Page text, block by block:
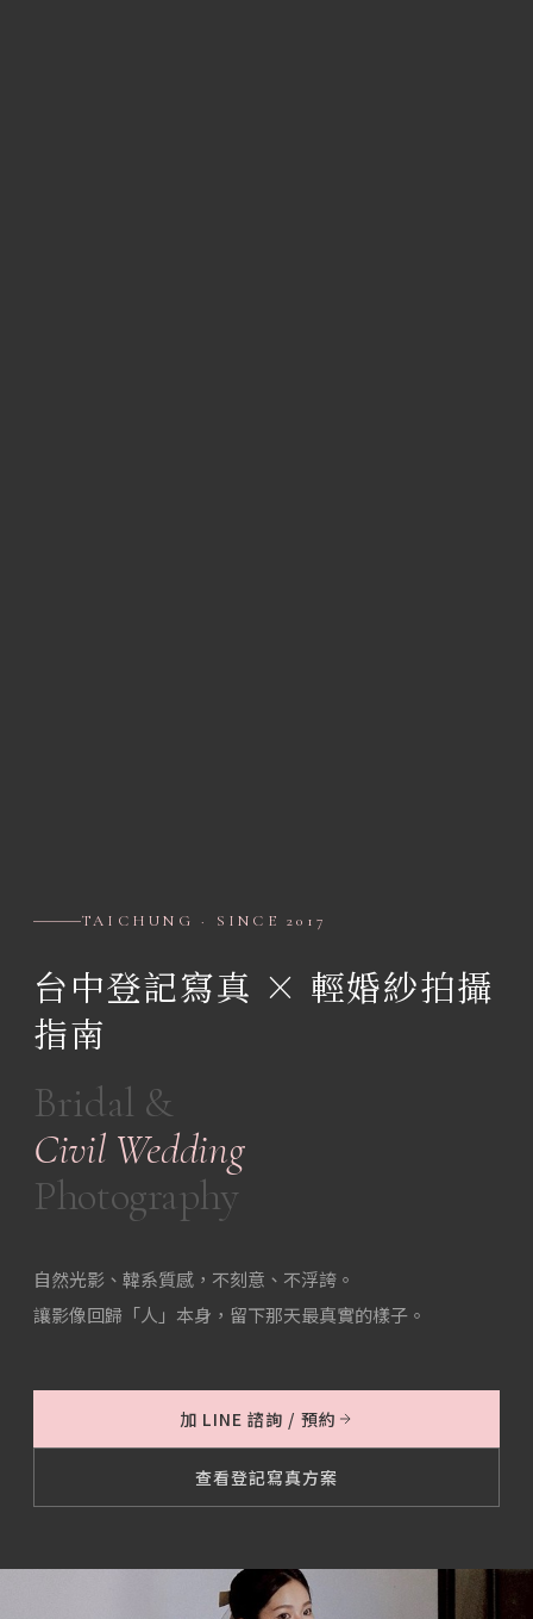
TAICHUNG · SINCE 2017
台中登記寫真 × 輕婚紗拍攝
指南
Bridal &
Civil Wedding
Photography
自然光影、韓系質感，不刻意、不浮誇。
讓影像回歸「人」本身，留下那天最真實的樣子。
加 LINE 諮詢 / 預約
查看登記寫真方案